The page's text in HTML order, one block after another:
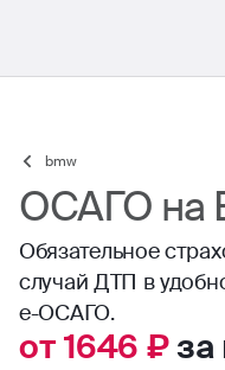
bmw
ОСАГО на
Обязательное
случай ДТП в
е-ОСАГО.
от 1646 ₽за